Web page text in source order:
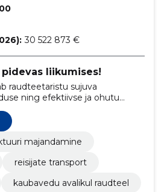
30 522 873 €
liikumises!
raudteetaristu sujuva
ning efektiivse ja ohutu
majandamine
reisijate transport
kaubavedu avalikul raudteel